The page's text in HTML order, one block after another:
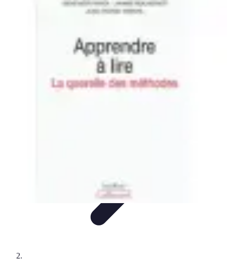
Apprendre Rubik Cube
Apprentissage
Apprendre Rubik Cube